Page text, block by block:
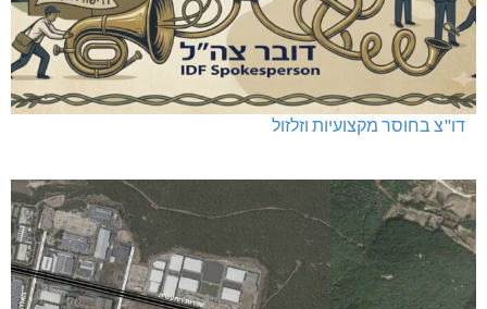
דו"צ בחוסר מקצועיות וזלזול